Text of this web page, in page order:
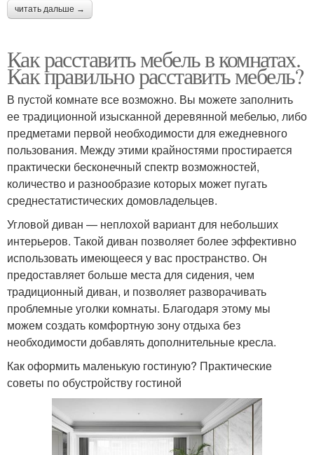
читать дальше →
Как расставить мебель в комнатах.
Как правильно расставить мебель?
В пустой комнате все возможно. Вы можете заполнить
ее традиционной изысканной деревянной мебелью, либо
предметами первой необходимости для ежедневного
пользования. Между этими крайностями простирается
практически бесконечный спектр возможностей,
количество и разнообразие которых может пугать
среднестатистических домовладельцев.
Угловой диван — неплохой вариант для небольших
интерьеров. Такой диван позволяет более эффективно
использовать имеющееся у вас пространство. Он
предоставляет больше места для сидения, чем
традиционный диван, и позволяет разворачивать
проблемные уголки комнаты. Благодаря этому мы
можем создать комфортную зону отдыха без
необходимости добавлять дополнительные кресла.
Как оформить маленькую гостиную? Практические
советы по обустройству гостиной